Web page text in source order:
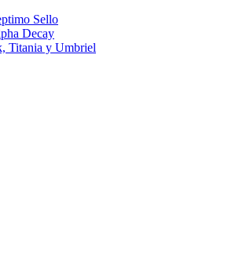
Sello
Decay
Titania y Umbriel